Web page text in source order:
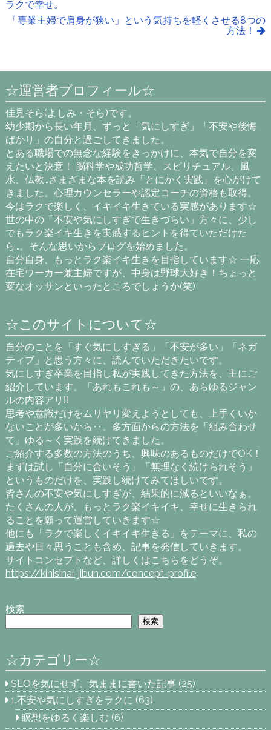
ラクで幸せ。
「専業主婦で肩身が狭い」という気持ちを軽くさせる8つの
方法！
☆運営者プロフィール☆
佳見そら(よしみ・そら)です。
幼少期から長い年月、ずっと「気にしすぎ」「不安や後悔
ばかり」の自分と過ごしてきました。
とある職場での無念な経験をきっかけに、本気で自分を変
えたいと決意！ 脳科学や成功哲学、スピリチュアル、風
水、仏教…さまざまな本を読み「とにかく実践」を心がけて
きました。心理カウンセラーや認定コーチの資格も取得。
今はラクで楽しく、イキイキ生きている実感があります☆
世の中の「不安や気にしすぎで生きづらい」方々に、少し
でもラク楽イキ生きを実感するヒントを得ていただけた
ら…。そんな思いからブログを始めました。
自分自身、もっとラク楽イキ生きを目指しています☆ 一応
在宅ワーカー兼主婦ですが、中身は野球大好き！ちょっと
変なオッサンといったところでしょうか(笑)
☆このサイトについて☆
自分のことを「すぐ気にしすぎる」「不安が多い」「ネガ
ティブ」と思う方々に、読んでいただきたいです。
気にしすぎ卒業を目指し私が実践してきた方法を、主にご
紹介しています。「あれもこれも～」の、あらゆるジャン
ルの内容アリ‼
思考や意識だけをムリヤリ変えようとしても、上手くいか
ないことが多いから‥。多方面からの方法を「組み合わせ
て」ゆる～く実践を続けてきました。
ご紹介する多数の方法のうち、興味のあるものだけでOK！
まずは試し「自分に合いそう」「無理なく続けられそう」
というものだけを、実践し続けてみてほしいです。
皆さんの不安や気にしすぎが、結果的に減るといいなぁ。
たくさんの人が、もっとラク楽イキイキ、幸せに生きられ
ることを願って運営していきます☆
他にも「ラクで楽しくイキイキ生きる」をテーマに、私の
過去や日々思うことも含め、記事を発信していきます。
サイトコンセプトなど、詳しくはこちらをどうぞ。
https://kinisinai-jibun.com/concept-profile
検索
検索
☆カテゴリー☆
SEOを気にせず、気ままに書いた記事 (25)
1.不安や気にしすぎをラクに (63)
瞑想をゆるく楽しむ (6)